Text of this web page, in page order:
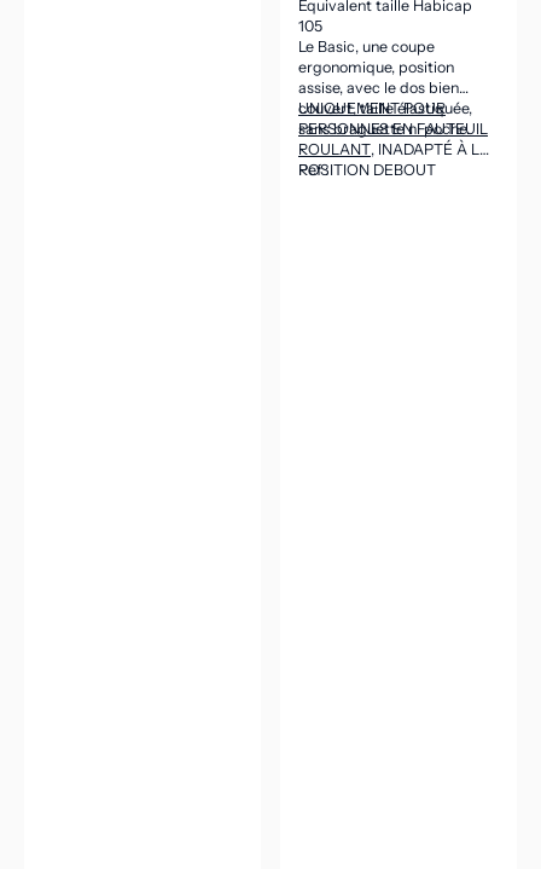
Équivalent taille Habicap
105
Le Basic, une coupe
ergonomique, position
assise, avec le dos bien
couvert, taille élastiquée,
sans braguette ni poche.
UNIQUEMENT POUR
PERSONNES EN FAUTEUIL
ROULANT, INADAPTÉ À LA
POSITION DEBOUT
Ref :